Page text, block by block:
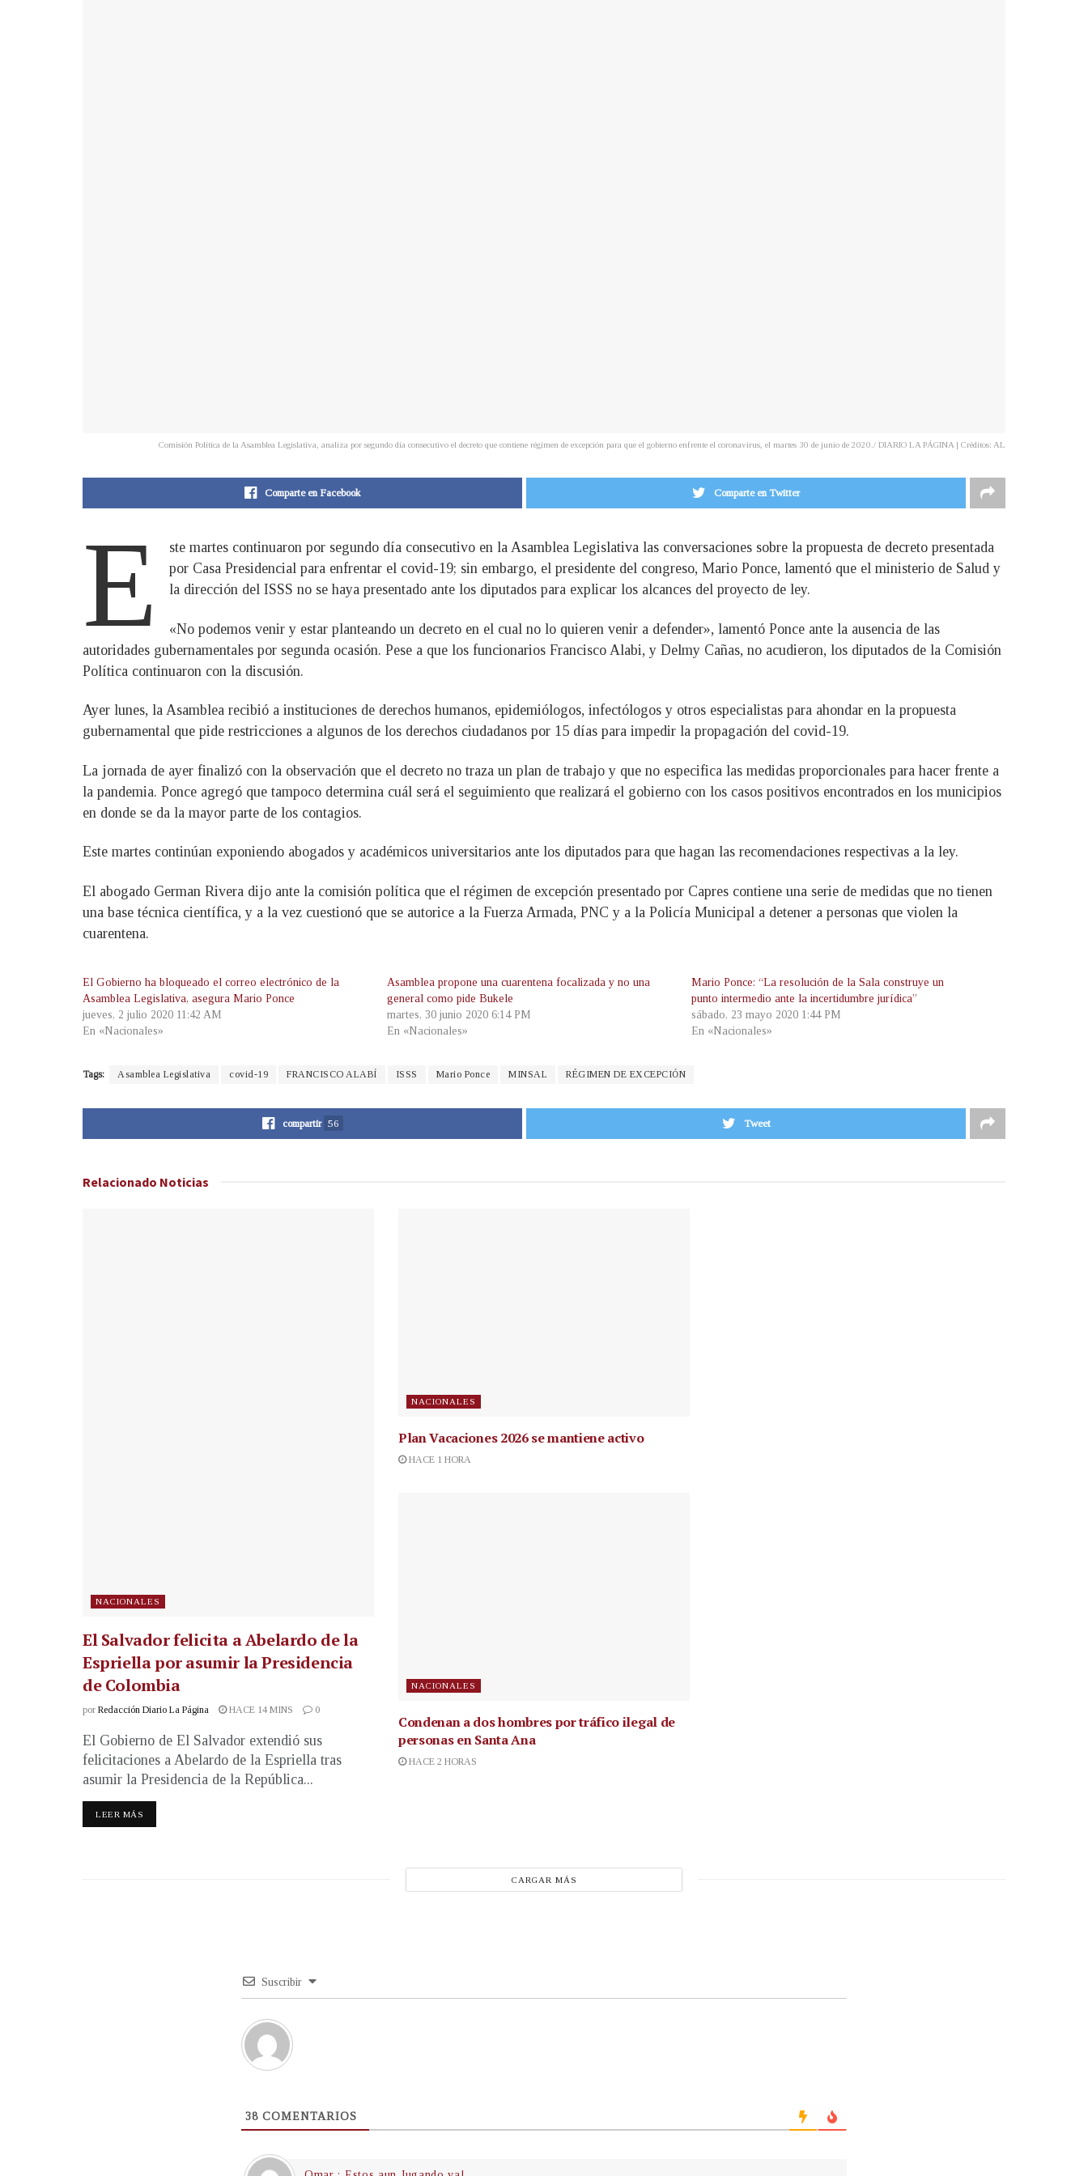
Comisión Política de la Asamblea Legislativa, analiza por segundo día consecutivo el decreto que contiene régimen de excepción para que el gobierno enfrente el coronavirus, el martes 30 de junio de 2020./ DIARIO LA PÁGINA | Créditos: AL
Comparte en Facebook Comparte en Twitter
E
ste martes continuaron por segundo día consecutivo en la Asamblea Legislativa las conversaciones sobre la propuesta de decreto presentada
por Casa Presidencial para enfrentar el covid-19; sin embargo, el presidente del congreso, Mario Ponce, lamentó que el ministerio de Salud y
la dirección del ISSS no se haya presentado ante los diputados para explicar los alcances del proyecto de ley.
«No podemos venir y estar planteando un decreto en el cual no lo quieren venir a defender», lamentó Ponce ante la ausencia de las
autoridades gubernamentales por segunda ocasión. Pese a que los funcionarios Francisco Alabi, y Delmy Cañas, no acudieron, los diputados de la Comisión
Política continuaron con la discusión.
Ayer lunes, la Asamblea recibió a instituciones de derechos humanos, epidemiólogos, infectólogos y otros especialistas para ahondar en la propuesta
gubernamental que pide restricciones a algunos de los derechos ciudadanos por 15 días para impedir la propagación del covid-19.
La jornada de ayer finalizó con la observación que el decreto no traza un plan de trabajo y que no especifica las medidas proporcionales para hacer frente a
la pandemia. Ponce agregó que tampoco determina cuál será el seguimiento que realizará el gobierno con los casos positivos encontrados en los municipios
en donde se da la mayor parte de los contagios.
Este martes continúan exponiendo abogados y académicos universitarios ante los diputados para que hagan las recomendaciones respectivas a la ley.
El abogado German Rivera dijo ante la comisión política que el régimen de excepción presentado por Capres contiene una serie de medidas que no tienen
una base técnica científica, y a la vez cuestionó que se autorice a la Fuerza Armada, PNC y a la Policía Municipal a detener a personas que violen la
cuarentena.
El Gobierno ha bloqueado el correo electrónico de la
Asamblea Legislativa, asegura Mario Ponce
jueves, 2 julio 2020 11:42 AM
En «Nacionales»
Asamblea propone una cuarentena focalizada y no una
general como pide Bukele
martes, 30 junio 2020 6:14 PM
En «Nacionales»
Mario Ponce: “La resolución de la Sala construye un
punto intermedio ante la incertidumbre jurídica”
sábado, 23 mayo 2020 1:44 PM
En «Nacionales»
Tags: Asamblea Legislativa covid-19 FRANCISCO ALABÍ ISSS Mario Ponce MINSAL RÉGIMEN DE EXCEPCIÓN
compartir 56 Tweet
Relacionado Noticias
NACIONALES
El Salvador felicita a Abelardo de la
Espriella por asumir la Presidencia
de Colombia
por Redacción Diario La Página HACE 14 MINS 0
El Gobierno de El Salvador extendió sus
felicitaciones a Abelardo de la Espriella tras
asumir la Presidencia de la República...
LEER MÁS
NACIONALES
Plan Vacaciones 2026 se mantiene activo
HACE 1 HORA
NACIONALES
Condenan a dos hombres por tráfico ilegal de
personas en Santa Ana
HACE 2 HORAS
CARGAR MÁS
Suscribir
38 COMENTARIOS